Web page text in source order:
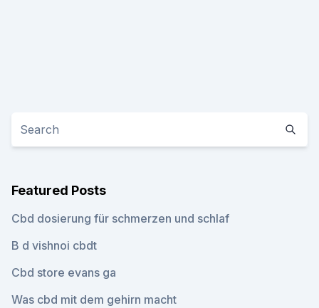
Featured Posts
Cbd dosierung für schmerzen und schlaf
B d vishnoi cbdt
Cbd store evans ga
Was cbd mit dem gehirn macht